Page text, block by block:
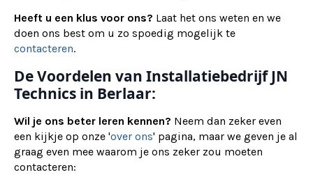
Heeft u een klus voor ons? Laat het ons weten en we
doen ons best om u zo spoedig mogelijk te
contacteren.
De Voordelen van Installatiebedrijf JN
Technics in Berlaar:
Wil je ons beter leren kennen? Neem dan zeker even
een kijkje op onze 'over ons' pagina, maar we geven je al
graag even mee waarom je ons zeker zou moeten
contacteren: